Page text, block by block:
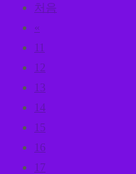
처음
«
11
12
13
14
15
16
17